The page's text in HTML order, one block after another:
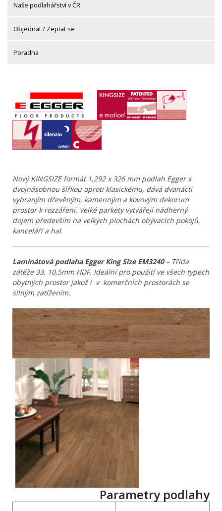
Naše podlahářství v ČR
Objednat / Zeptat se
Poradna
Nový KINGSIZE formát 1,292 x 326 mm podlah Egger s
dvojnásobnou šířkou oproti klasickému, dává dvanácti
vybraným dřevěným, kamenným a kovovým dekorum
prostor k rozzáření. Velké parkety vytvářejí nádherný
dojem především na velkých plochách obývacích pokojů,
kanceláří a hal.
Laminátová podlaha Egger King Size EM3240– Třída
zátěže 33, 10,5mm HDF. Ideální pro použití ve všech typech
obytných prostor jakož i v komerčních prostorách se
silným zatížením.
Parametry podlahy